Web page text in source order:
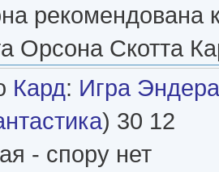
рекомендована
Орсона Скотта
Кард: Игра
) 30 12
- спору нет